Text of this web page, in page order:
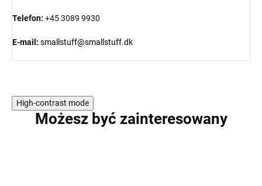
Telefon: +45 3089 9930
E-mail: smallstuff@smallstuff.dk
High-contrast mode
Możesz być zainteresowany